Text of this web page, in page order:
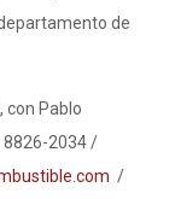
de
con Pablo
8826-2034 /
/